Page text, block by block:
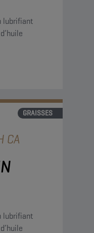
lubrifiant
GRAISSES
CA
lubrifiant